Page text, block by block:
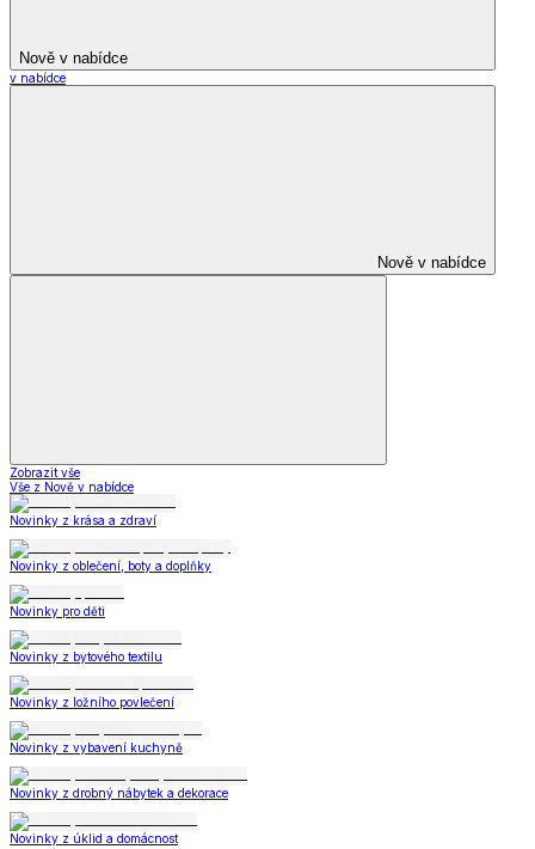
Nově v nabídce
v nabídce
Nově v nabídce
Zobrazit vše
Vše z Nově v nabídce
Novinky z krása a zdraví
Novinky z oblečení, boty a doplňky
Novinky pro děti
Novinky z bytového textilu
Novinky z ložního povlečení
Novinky z vybavení kuchyně
Novinky z drobný nábytek a dekorace
Novinky z úklid a domácnost